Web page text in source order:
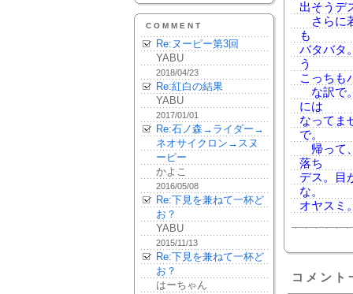
COMMENT
Re:ヌーピー第3回
YABU
2018/04/23
Re:紅白の結果
YABU
2017/01/01
Re:石ノ森→ライダー→
ネオサイクロン→スヌ
ーピー
かよこ
2016/05/08
Re:下見を兼ねて一杯ど
お？
YABU
2015/11/13
Re:下見を兼ねて一杯ど
お？
はーちゃん
出そうデ
さらに
も
バタバタ
う
こっちも
な訳で
には
なってま
で。
帰って
落ち
デス。目
な。
オヤスミ
コメント